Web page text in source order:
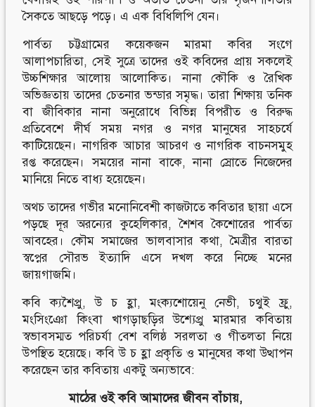
সৈকতে আছড়ে পড়ে। এ এক বিধিলিপি যেন।
পার্বত্য চট্টগ্রামের কয়েকজন মারমা কবির সংগে
আলাপচারিতা, সেই সুত্রে তাদের ওই কবিদের প্রায় সকলেই
উচ্চশিক্ষার আলোয় আলোকিত। নানা কৌকি ও রৈখিক
অভিজ্ঞতায় তাদের চেতনার ভন্ডার সমৃদ্ধ। তারা শিক্ষায় তনিক
বা জীবিকার নানা অনুরোধে বিভিন্ন বিপরীত ও বিরুদ্ধ
প্রতিবেশে দীর্ঘ সময় নগর ও নগর মানুষের সাহচর্যে
কাটিয়েছেন। নাগরিক আচার আচরণ ও নাগরিক বাচনসমুহ
রপ্ত করেছেন। সময়ের নানা বাকে, নানা স্রোতে নিজেদের
মানিয়ে নিতে বাধ্য হয়েছেন।
অথচ তাদের গভীর মনোনিবেশী কাজটাতে কবিতার ছায়া এসে
পড়ছে দূর অরন্যের কুহেলিকার, শৈশব কৈশোরের পার্বত্য
আবহের। কৌম সমাজের ভালবাসার কথা, মৈত্রীর বারতা
স্বপ্নের সৌরভ ইত্যাদি এসে দখল করে নিচ্ছে মনের
জায়গাজমি।
কবি ক্যশৈপ্রু, উ চ হ্লা, মংক্যশোয়েনু নেভী, চথুই ফ্রু,
মংসিংঞো কিংবা খাগড়াছড়ির উশ্যেপ্রু মারমার কবিতায়
স্বভাবসম্মত পরিচর্যা বেশ বলিষ্ঠ সরলতা ও গীতলতা নিয়ে
উপস্থিত হয়েছে। কবি উ চ হ্লা প্রকৃতি ও মানুষের কথা উত্থাপন
করেছেন তার কবিতায় একটু অন্যভাবে:
মাঠের ওই কবি আমাদের জীবন বাঁচায়,